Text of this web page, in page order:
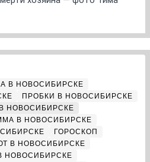
В НОВОСИБИРСКЕ
ПРОБКИ В НОВОСИБИРСКЕ
НОВОСИБИРСКЕ
В НОВОСИБИРСКЕ
ГОРОСКОП
В НОВОСИБИРСКЕ
НОВОСИБИРСКЕ